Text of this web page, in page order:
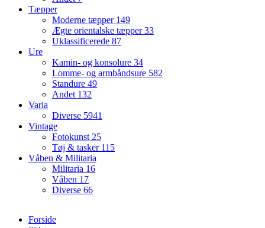
Tæpper
Moderne tæpper 149
Ægte orientalske tæpper33
Uklassificerede 87
Ure
Kamin- og konsolure 34
Lomme- og armbåndsure 582
Standure 49
Andet 132
Varia
Diverse 5941
Vintage
Fotokunst 25
Tøj & tasker 115
Våben & Militaria
Militaria 16
Våben 17
Diverse 66
Forside